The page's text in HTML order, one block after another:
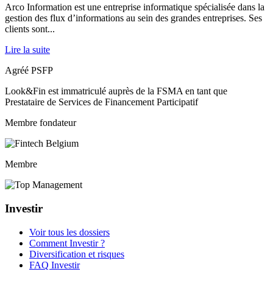
Arco Information est une entreprise informatique spécialisée dans la
gestion des flux d’informations au sein des grandes entreprises. Ses
clients sont...
Lire la suite
Agréé PSFP
Look&Fin est immatriculé auprès de la FSMA en tant que
Prestataire de Services de Financement Participatif
Membre fondateur
Membre
Investir
Voir tous les dossiers
Comment Investir ?
Diversification et risques
FAQ Investir